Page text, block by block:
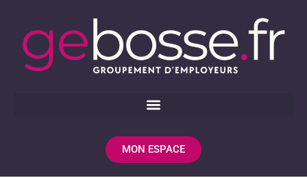
MON ESPACE